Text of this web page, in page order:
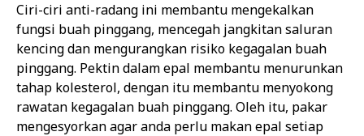
Ciri-ciri anti-radang ini membantu mengekalkan
fungsi buah pinggang, mencegah jangkitan saluran
kencing dan mengurangkan risiko kegagalan buah
pinggang. Pektin dalam epal membantu menurunkan
tahap kolesterol, dengan itu membantu menyokong
rawatan kegagalan buah pinggang. Oleh itu, pakar
mengesyorkan agar anda perlu makan epal setiap